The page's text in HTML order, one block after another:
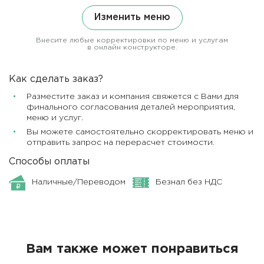
Изменить меню
Внесите любые корректировки по меню и услугам
в онлайн конструкторе.
Как сделать заказ?
Разместите заказ и компания свяжется с Вами для
финального согласования деталей мероприятия,
меню и услуг.
Вы можете самостоятельно скорректировать меню и
отправить запрос на перерасчет стоимости.
Способы оплаты
Наличные/Переводом Безнал без НДС
Вам также может понравиться